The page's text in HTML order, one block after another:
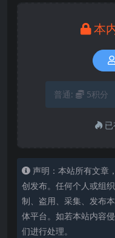
本
普通: 5积分
声明：本站所有文章
创发布。任何个人或组
制、盗用、采集、发布
体平台。如若本站内容
们进行处理。